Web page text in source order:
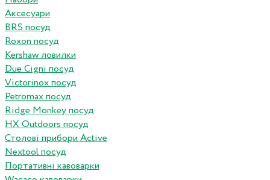
Аксесуари
BRS посуд
Roxon посуд
Kershaw ловилки
Due Cigni посуд
Victorinox посуд
Petromax посуд
Ridge Monkey посуд
HX Outdoors посуд
Столові прибори Active
Nextool посуд
Портативні кавоварки